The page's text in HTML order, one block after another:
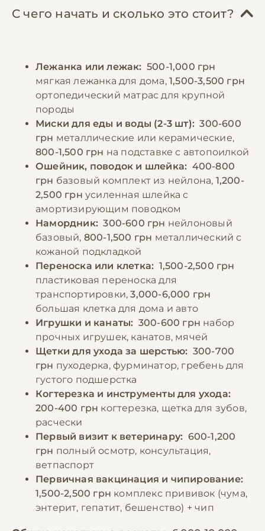
и когтей. Хаски плохо переносят жару,
Территория для содержания должна быть
надежно огорожена, так как эти собаки
известны своей способностью к побегам и
высокой прыгучестью.
🎁 −10% на зоотовары
По промокоду E-PET
составлять нежирное мясо (говядина,
хаски склонны к перееданию, поэтому
необходимо строго контролировать порции
и придерживаться регулярного графика
кормления. Рекомендуется кормить
взрослую собаку 2 раза в день. Особое
внимание следует уделять доступу к свежей
воде, особенно в периоды повышенных
физических нагрузок или в жаркую погоду.
🎁 −10% на зоотовары
По промокоду E-PET
С чего начать и сколько это стоит?
Лежанка или лежак: 500-1,000 грн
мягкая лежанка для дома, 1,500-3,500 грн
ортопедический матрас для крупной
породы
Миски для еды и воды (2-3 шт): 300-600
грн металлические или керамические,
800-1,500 грн на подставке с автопоилкой
Ошейник, поводок и шлейка: 400-800
грн базовый комплект из нейлона, 1,200-
2,500 грн усиленная шлейка с
амортизирующим поводком
Намордник: 300-600 грн нейлоновый
базовый, 800-1,500 грн металлический с
кожаной подкладкой
Переноска или клетка: 1,500-2,500 грн
пластиковая переноска для
транспортировки,3,000-6,000 грн
большая клетка для дома и авто
Игрушки и канаты: 300-600 грн набор
прочных игрушек, канатов, мячей
Щетки для ухода за шерстью: 300-700
грн пуходерка, фурминатор, гребень для
густого подшерстка
Когтерезка и инструменты для ухода:
200-400 грн когтерезка, щетка для зубов,
расчески
Первый визит к ветеринару: 600-1,200
грн полный осмотр, консультация,
ветпаспорт
Первичная вакцинация и чипирование:
1,500-2,500 грн комплекс прививок (чума,
энтерит, гепатит, бешенство) + чип